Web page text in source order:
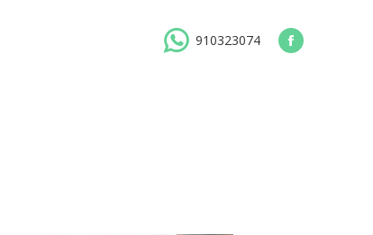
910323074